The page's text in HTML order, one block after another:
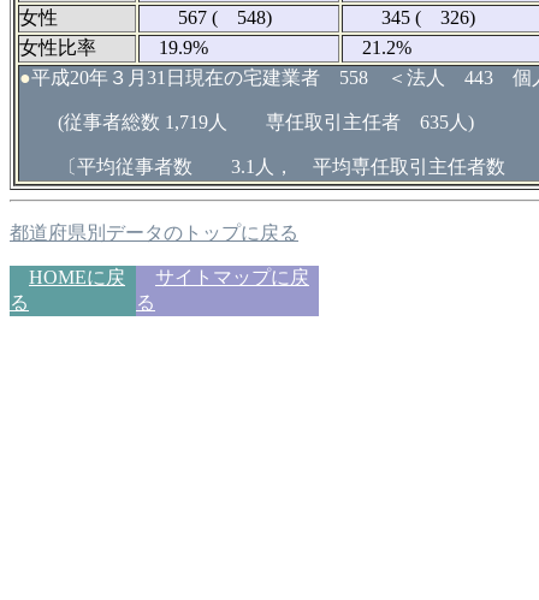
女性
567 ( 548)
345 ( 326)
女性比率
19.9%
21.2%
●平成20年３月31日現在の宅建業者 558 ＜法人 443
(従事者総数 1,719人 専任取引主任者 635人)
〔平均従事者数 3.1人， 平均専任取引主任者数
都道府県別データのトップに戻る
HOMEに戻
る
サイトマップに戻
る